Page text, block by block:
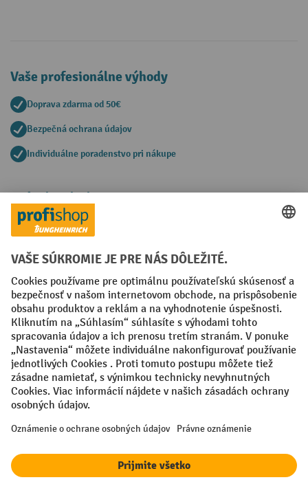
Vaše profesionálne výhody
Doprava zdarma od 50€
Bezpečná ochrana údajov
Individuálne poradenstvo pri nákupe
Spôsoby platby
Creditcard (Master)Creditcard (Visa)
Faktúra Predplatba
Sociálne siete
Facebook
YouTube
LinkedIn
Nastavenia ochrany osobných údajov
All prices excl. VAT plusshipping costsand possible delivery charges,
¹ Zľava platí do vypredania zásob. Zľava sa nevzťahuje na špeciálne